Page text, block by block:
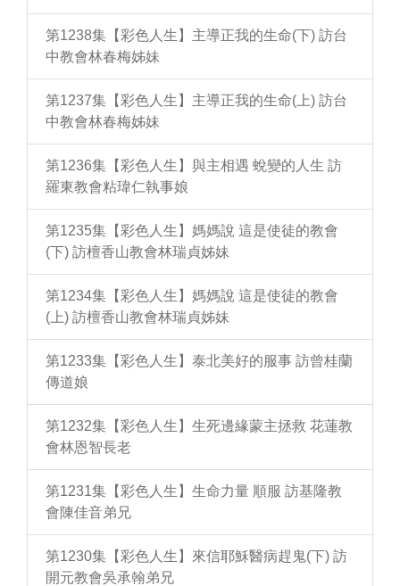
第1238集【彩色人生】主導正我的生命(下) 訪台
中教會林春梅姊妹
第1237集【彩色人生】主導正我的生命(上) 訪台
中教會林春梅姊妹
第1236集【彩色人生】與主相遇 蛻變的人生 訪
羅東教會粘瑋仁執事娘
第1235集【彩色人生】媽媽說 這是使徒的教會
(下) 訪檀香山教會林瑞貞姊妹
第1234集【彩色人生】媽媽說 這是使徒的教會
(上) 訪檀香山教會林瑞貞姊妹
第1233集【彩色人生】泰北美好的服事 訪曾桂蘭
傳道娘
第1232集【彩色人生】生死邊緣蒙主拯救 花蓮教
會林恩智長老
第1231集【彩色人生】生命力量 順服 訪基隆教
會陳佳音弟兄
第1230集【彩色人生】來信耶穌醫病趕鬼(下) 訪
開元教會吳承翰弟兄